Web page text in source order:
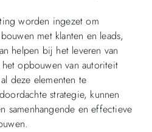
worden ingezet om
met klanten en leads,
helpen bij het leveren van
opbouwen van autoriteit
deze elementen te
strategie, kunnen
samenhangende en effectieve